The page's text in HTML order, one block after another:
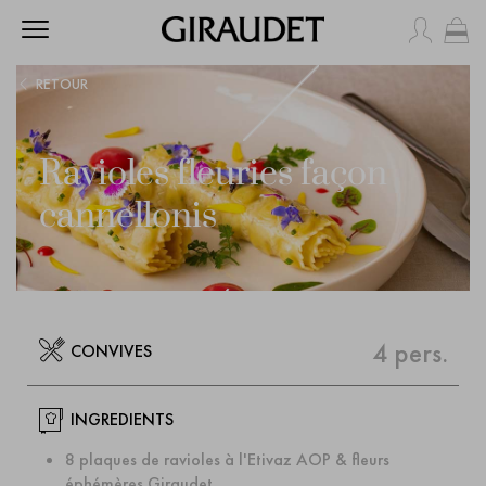
RETOUR
Ravioles fleuries façon
cannellonis
CONVIVES 4 pers.
INGREDIENTS
8 plaques de ravioles à l'Etivaz AOP & fleurs